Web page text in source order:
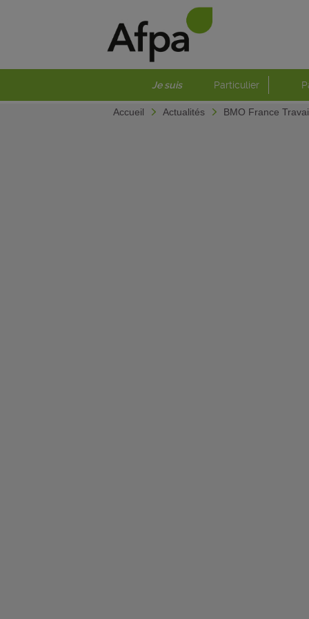
Je suis Particulier
Accueil Actualités BMO France